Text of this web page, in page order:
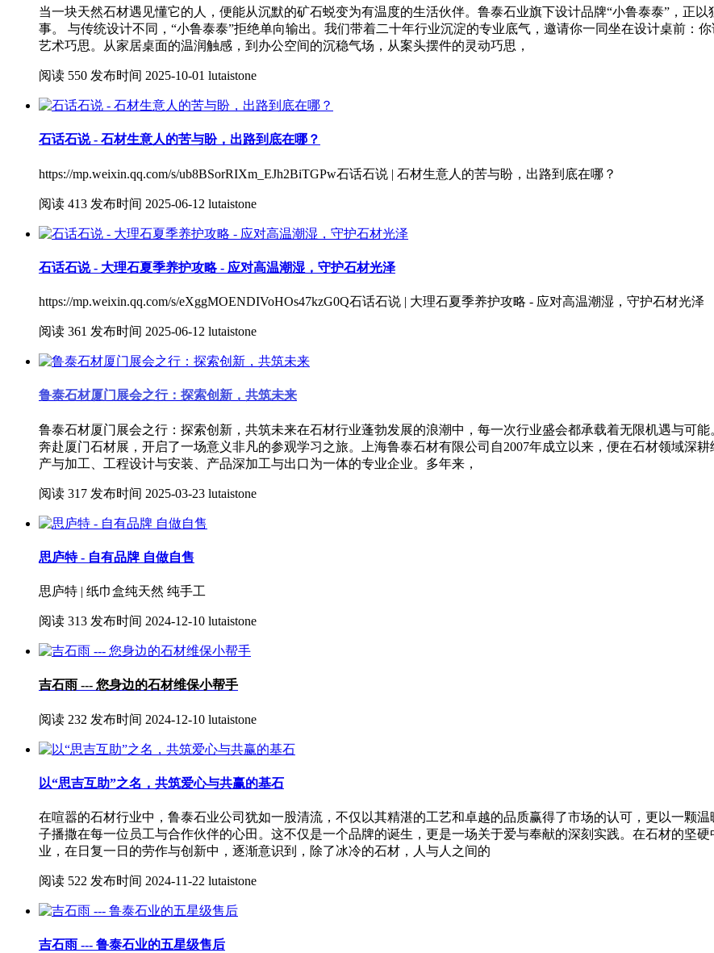
当一块天然石材遇见懂它的人，便能从沉默的矿石蜕变为有温度的生活伙伴。鲁泰石业旗下设计品牌“小鲁泰泰”，正
事。 与传统设计不同，“小鲁泰泰”拒绝单向输出。我们带着二十年行业沉淀的专业底气，邀请你一同坐在设计桌前：
艺术巧思。从家居桌面的温润触感，到办公空间的沉稳气场，从案头摆件的灵动巧思，
阅读 550 发布时间 2025-10-01 lutaistone
石话石说 - 石材生意人的苦与盼，出路到底在哪？
https://mp.weixin.qq.com/s/ub8BSorRIXm_EJh2BiTGPw石话石说 | 石材生意人的苦与盼，出路到底在哪？
阅读 413 发布时间 2025-06-12 lutaistone
石话石说 - 大理石夏季养护攻略 - 应对高温潮湿，守护石材光泽
https://mp.weixin.qq.com/s/eXggMOENDIVoHOs47kzG0Q石话石说 | 大理石夏季养护攻略 - 应对高温潮湿，守护石材光泽
阅读 361 发布时间 2025-06-12 lutaistone
鲁泰石材厦门展会之行：探索创新，共筑未来
鲁泰石材厦门展会之行：探索创新，共筑未来在石材行业蓬勃发展的浪潮中，每一次行业盛会都承载着无限机遇与可
奔赴厦门石材展，开启了一场意义非凡的参观学习之旅。上海鲁泰石材有限公司自2007年成立以来，便在石材领域深
产与加工、工程设计与安装、产品深加工与出口为一体的专业企业。多年来，
阅读 317 发布时间 2025-03-23 lutaistone
思庐特 - 自有品牌 自做自售
思庐特 | 纸巾盒纯天然 纯手工
阅读 313 发布时间 2024-12-10 lutaistone
吉石雨 --- 您身边的石材维保小帮手
阅读 232 发布时间 2024-12-10 lutaistone
以“思吉互助”之名，共筑爱心与共赢的基石
在喧嚣的石材行业中，鲁泰石业公司犹如一股清流，不仅以其精湛的工艺和卓越的品质赢得了市场的认可，更以一颗
子播撒在每一位员工与合作伙伴的心田。这不仅是一个品牌的诞生，更是一场关于爱与奉献的深刻实践。在石材的坚
业，在日复一日的劳作与创新中，逐渐意识到，除了冰冷的石材，人与人之间的
阅读 522 发布时间 2024-11-22 lutaistone
吉石雨 --- 鲁泰石业的五星级售后